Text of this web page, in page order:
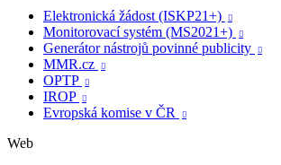
Elektronická žádost (ISKP21+)

Monitorovací systém (MS2021+) 
Generátor nástrojů povinné publicity 
MMR.cz 
OPTP 
IROP 
Evropská komise v ČR 
Web